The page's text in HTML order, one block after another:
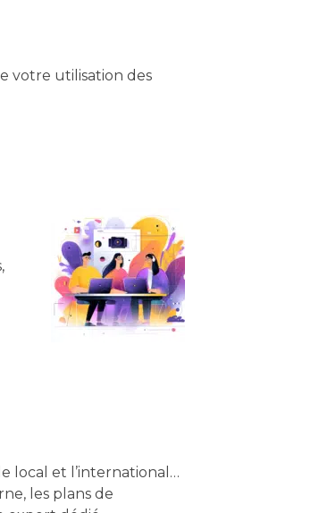
votre utilisation des
local et l’international…
les plans de